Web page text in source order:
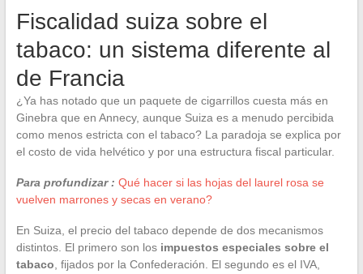
Fiscalidad suiza sobre el
tabaco: un sistema diferente al
de Francia
¿Ya has notado que un paquete de cigarrillos cuesta más en
Ginebra que en Annecy, aunque Suiza es a menudo percibida
como menos estricta con el tabaco? La paradoja se explica por
el costo de vida helvético y por una estructura fiscal particular.
Para profundizar : Qué hacer si las hojas del laurel rosa se
vuelven marrones y secas en verano?
En Suiza, el precio del tabaco depende de dos mecanismos
distintos. El primero son los impuestos especiales sobre el
tabaco , fijados por la Confederación. El segundo es el IVA,